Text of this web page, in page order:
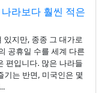
라보다 훨씬 적은
지만, 종종 그 대가로
공휴일 수를 세계 다른
편입니다. 많은 나라들
기는 반면, 미국인은 몇